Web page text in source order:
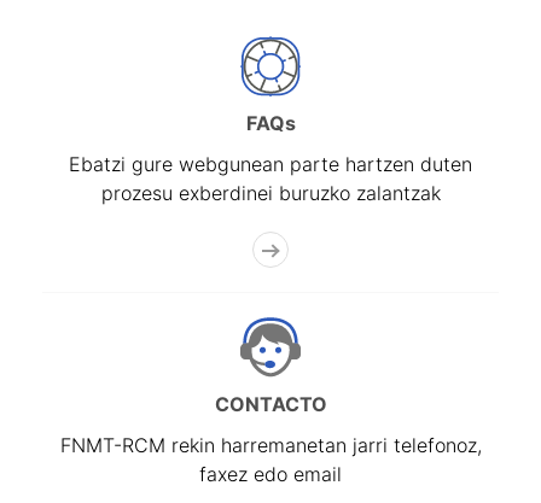
FAQs
Ebatzi gure webgunean parte hartzen duten
prozesu exberdinei buruzko zalantzak
CONTACTO
FNMT-RCM rekin harremanetan jarri telefonoz,
faxez edo email